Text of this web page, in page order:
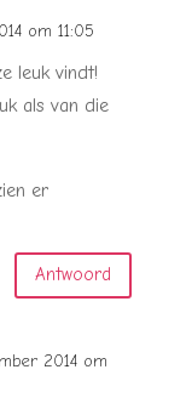
om 11:05
leuk vindt!
als van die
er
Antwoord
2014 om